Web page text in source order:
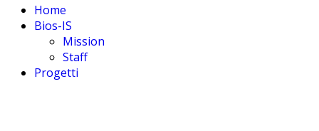
Home
Bios-IS
Mission
Staff
Progetti